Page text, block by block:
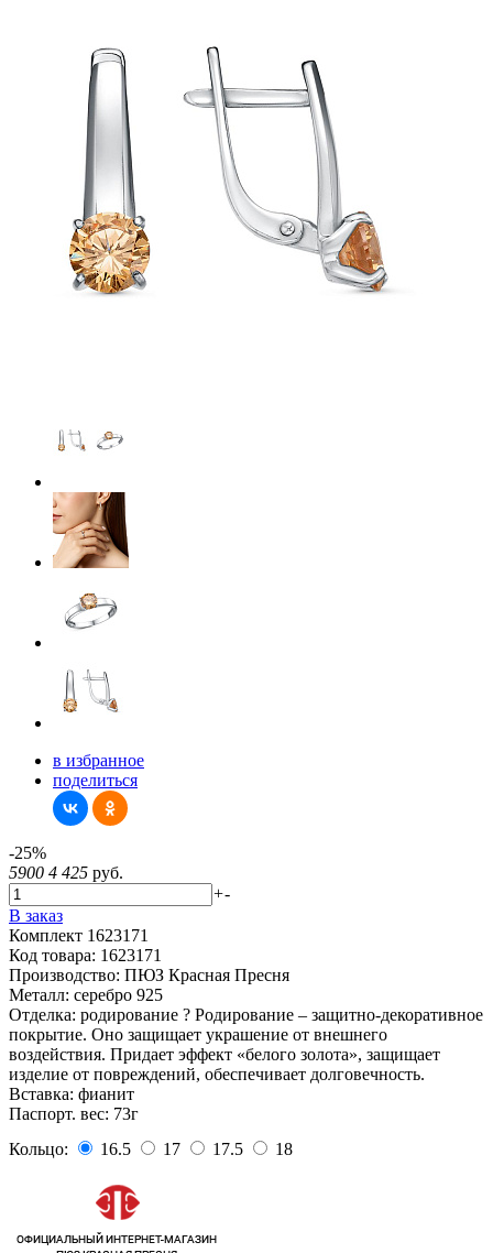
в избранное
поделиться
-25%
5900 4 425 руб.
+-
В заказ
Комплект 1623171
Код товара: 1623171
Производство: ПЮЗ Красная Пресня
Металл: серебро 925
Отделка: родирование ? Родирование – защитно-декоративное
покрытие. Оно защищает украшение от внешнего
воздействия. Придает эффект «белого золота», защищает
изделие от повреждений, обеспечивает долговечность.
Вставка: фианит
Паспорт. вес: 73г
Кольцо:
16.5 17 17.5 18